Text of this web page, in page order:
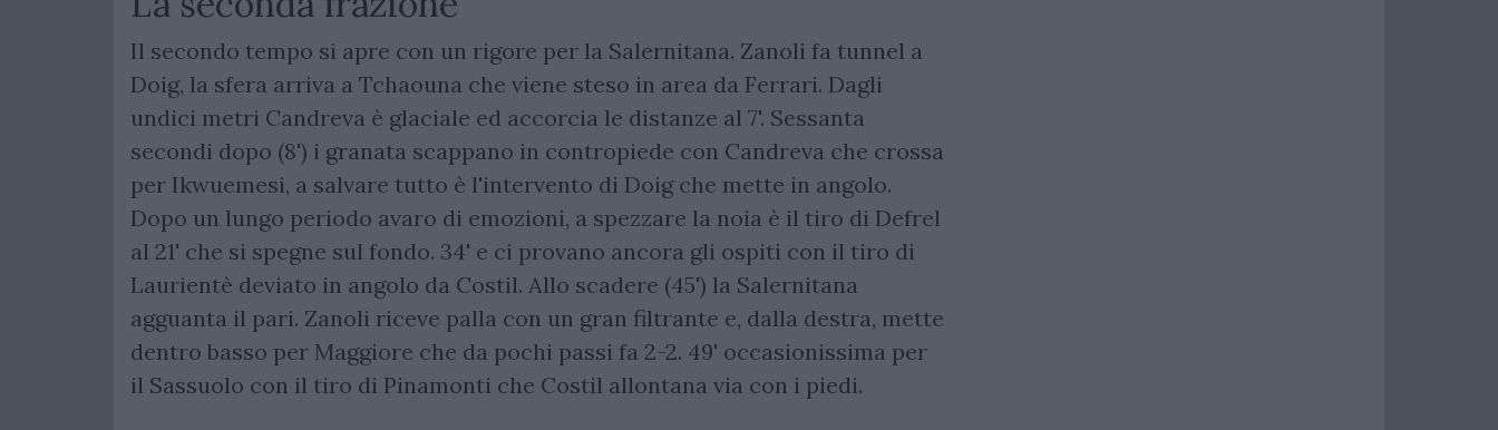
Il secondo tempo si apre con un rigore per la Salernitana. Zanoli fa tunnel a
Doig, la sfera arriva a Tchaouna che viene steso in area da Ferrari. Dagli
undici metri Candreva è glaciale ed accorcia le distanze al 7'. Sessanta
secondi dopo (8') i granata scappano in contropiede con Candreva che crossa
per Ikwuemesi, a salvare tutto è l'intervento di Doig che mette in angolo.
Dopo un lungo periodo avaro di emozioni, a spezzare la noia è il tiro di Defrel
al 21' che si spegne sul fondo. 34' e ci provano ancora gli ospiti con il tiro di
Laurientè deviato in angolo da Costil. Allo scadere (45') la Salernitana
agguanta il pari. Zanoli riceve palla con un gran filtrante e, dalla destra, mette
dentro basso per Maggiore che da pochi passi fa 2-2. 49' occasionissima per
il Sassuolo con il tiro di Pinamonti che Costil allontana via con i piedi.